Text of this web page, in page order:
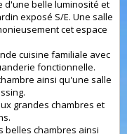
d'une belle luminosité et
exposé S/E. Une salle
cet espace
cuisine familiale avec
fonctionnelle.
ainsi qu'une salle
grandes chambres et
belles chambres ainsi